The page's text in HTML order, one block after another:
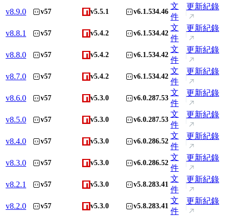
v8.9.0 v57 v5.5.1 v6.1.534.46
文
件
更新紀錄
v8.8.1 v57 v5.4.2 v6.1.534.42
文
件
更新紀錄
v8.8.0 v57 v5.4.2 v6.1.534.42
文
件
更新紀錄
v8.7.0 v57 v5.4.2 v6.1.534.42
文
件
更新紀錄
v8.6.0 v57 v5.3.0 v6.0.287.53
文
件
更新紀錄
v8.5.0 v57 v5.3.0 v6.0.287.53
文
件
更新紀錄
v8.4.0 v57 v5.3.0 v6.0.286.52
文
件
更新紀錄
v8.3.0 v57 v5.3.0 v6.0.286.52
文
件
更新紀錄
v8.2.1 v57 v5.3.0 v5.8.283.41
文
件
更新紀錄
v8.2.0 v57 v5.3.0 v5.8.283.41
文
件
更新紀錄